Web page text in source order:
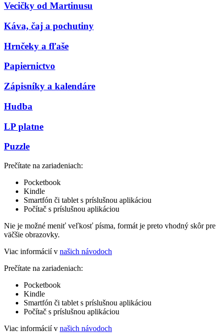
Vecičky od Martinusu
Káva, čaj a pochutiny
Hrnčeky a fľaše
Papiernictvo
Zápisníky a kalendáre
Hudba
LP platne
Puzzle
Prečítate na zariadeniach:
Pocketbook
Kindle
Smartfón či tablet s príslušnou aplikáciou
Počítač s príslušnou aplikáciou
Nie je možné meniť veľkosť písma, formát je preto vhodný skôr pre
väčšie obrazovky.
Viac informácií v našich návodoch
Prečítate na zariadeniach:
Pocketbook
Kindle
Smartfón či tablet s príslušnou aplikáciou
Počítač s príslušnou aplikáciou
Viac informácií v našich návodoch